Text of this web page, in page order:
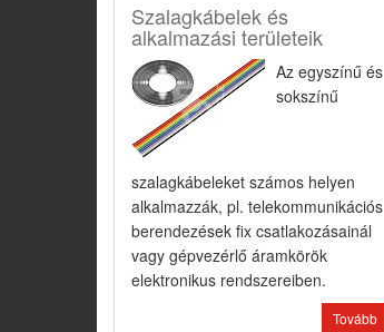
Szalagkábelek és
alkalmazási területeik
Az egyszínű és
sokszínű
szalagkábeleket számos helyen
alkalmazzák, pl. telekommunikációs
berendezések fix csatlakozásainál
vagy gépvezérlő áramkörök
elektronikus rendszereiben.
Tovább